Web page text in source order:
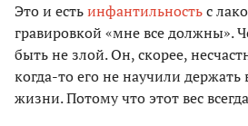
Это и естьинфантильностьс
гравировкой «мне все должны».
быть не злой. Он, скорее,
когда-то его не научили держать
жизни. Потому что этот вес